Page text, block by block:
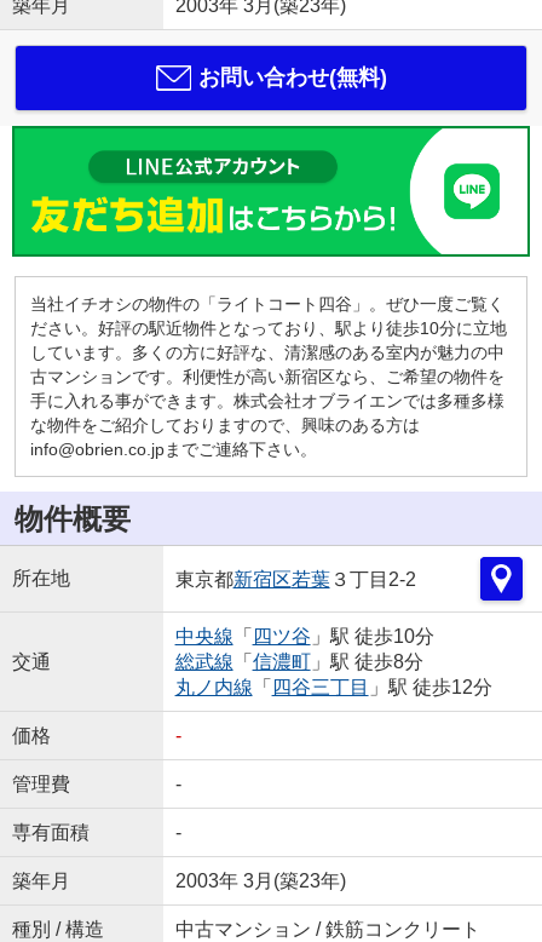
築年月 2003年 3月(築23年)
お問い合わせ(無料)
当社イチオシの物件の「ライトコート四谷」。ぜひ一度ご覧く
ださい。好評の駅近物件となっており、駅より徒歩10分に立地
しています。多くの方に好評な、清潔感のある室内が魅力の中
古マンションです。利便性が高い新宿区なら、ご希望の物件を
手に入れる事ができます。株式会社オブライエンでは多種多様
な物件をご紹介しておりますので、興味のある方は
info@obrien.co.jpまでご連絡下さい。
物件概要
所在地 東京都新宿区若葉３丁目2-2
交通
中央線 「 四ツ谷 」駅 徒歩10分
総武線 「 信濃町」駅 徒歩8分
丸ノ内線 「 四谷三丁目 」駅 徒歩12分
価格 -
管理費 -
専有面積 -
築年月 2003年 3月(築23年)
種別 / 構造 中古マンション / 鉄筋コンクリート